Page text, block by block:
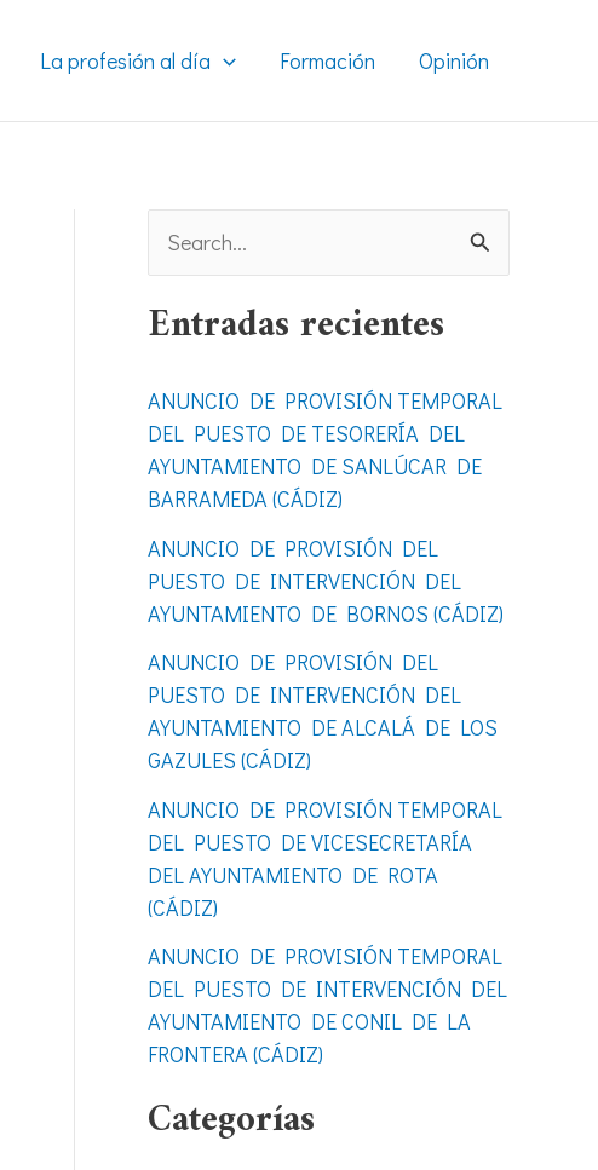
La profesión al día Formación Opinión
s
a
r
p
o
r
Entradas recientes
ANUNCIO DE PROVISIÓN TEMPORAL
DEL PUESTO DE TESORERÍA DEL
AYUNTAMIENTO DE SANLÚCAR DE
BARRAMEDA (CÁDIZ)
ANUNCIO DE PROVISIÓN DEL
PUESTO DE INTERVENCIÓN DEL
AYUNTAMIENTO DE BORNOS (CÁDIZ)
ANUNCIO DE PROVISIÓN DEL
PUESTO DE INTERVENCIÓN DEL
AYUNTAMIENTO DE ALCALÁ DE LOS
GAZULES (CÁDIZ)
ANUNCIO DE PROVISIÓN TEMPORAL
DEL PUESTO DE VICESECRETARÍA
DEL AYUNTAMIENTO DE ROTA
(CÁDIZ)
ANUNCIO DE PROVISIÓN TEMPORAL
DEL PUESTO DE INTERVENCIÓN DEL
AYUNTAMIENTO DE CONIL DE LA
FRONTERA (CÁDIZ)
Categorías